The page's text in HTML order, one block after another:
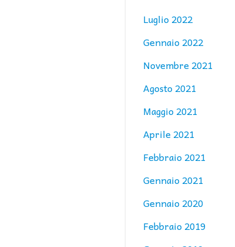
Luglio 2022
Gennaio 2022
Novembre 2021
Agosto 2021
Maggio 2021
Aprile 2021
Febbraio 2021
Gennaio 2021
Gennaio 2020
Febbraio 2019